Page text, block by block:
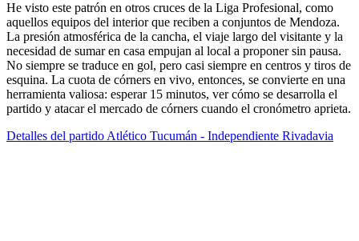
He visto este patrón en otros cruces de la Liga Profesional, como
aquellos equipos del interior que reciben a conjuntos de Mendoza.
La presión atmosférica de la cancha, el viaje largo del visitante y la
necesidad de sumar en casa empujan al local a proponer sin pausa.
No siempre se traduce en gol, pero casi siempre en centros y tiros de
esquina. La cuota de córners en vivo, entonces, se convierte en una
herramienta valiosa: esperar 15 minutos, ver cómo se desarrolla el
partido y atacar el mercado de córners cuando el cronómetro aprieta.
Detalles del partido Atlético Tucumán - Independiente Rivadavia